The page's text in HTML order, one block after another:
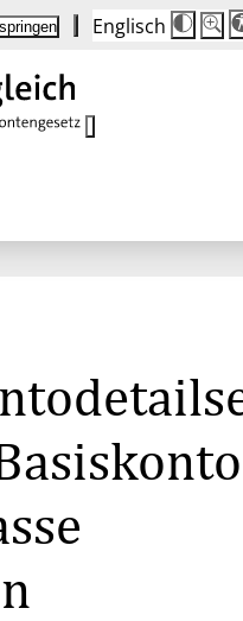
Englisch
Die
auf
100
100